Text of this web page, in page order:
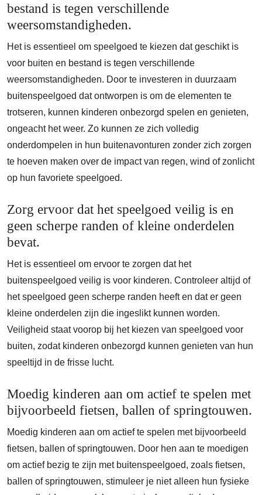
bestand is tegen verschillende
weersomstandigheden.
Het is essentieel om speelgoed te kiezen dat geschikt is
voor buiten en bestand is tegen verschillende
weersomstandigheden. Door te investeren in duurzaam
buitenspeelgoed dat ontworpen is om de elementen te
trotseren, kunnen kinderen onbezorgd spelen en genieten,
ongeacht het weer. Zo kunnen ze zich volledig
onderdompelen in hun buitenavonturen zonder zich zorgen
te hoeven maken over de impact van regen, wind of zonlicht
op hun favoriete speelgoed.
Zorg ervoor dat het speelgoed veilig is en
geen scherpe randen of kleine onderdelen
bevat.
Het is essentieel om ervoor te zorgen dat het
buitenspeelgoed veilig is voor kinderen. Controleer altijd of
het speelgoed geen scherpe randen heeft en dat er geen
kleine onderdelen zijn die ingeslikt kunnen worden.
Veiligheid staat voorop bij het kiezen van speelgoed voor
buiten, zodat kinderen onbezorgd kunnen genieten van hun
speeltijd in de frisse lucht.
Moedig kinderen aan om actief te spelen met
bijvoorbeeld fietsen, ballen of springtouwen.
Moedig kinderen aan om actief te spelen met bijvoorbeeld
fietsen, ballen of springtouwen. Door hen aan te moedigen
om actief bezig te zijn met buitenspeelgoed, zoals fietsen,
ballen of springtouwen, stimuleer je niet alleen hun fysieke